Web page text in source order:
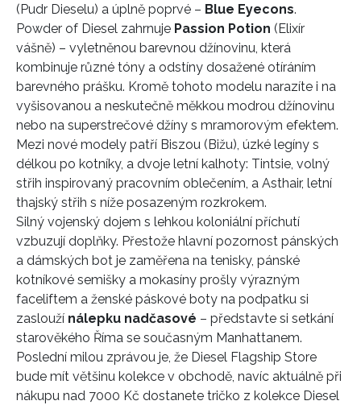
(Pudr Dieselu) a úplně poprvé – Blue Eyecons.
Powder of Diesel zahrnuje Passion Potion (Elixír
vášně) – vyletněnou barevnou džínovinu, která
kombinuje různé tóny a odstíny dosažené otíráním
barevného prášku. Kromě tohoto modelu narazíte i na
vyšisovanou a neskutečně měkkou modrou džínovinu
nebo na superstrečové džíny s mramorovým efektem.
Mezi nové modely patří Biszou (Bižu), úzké legíny s
délkou po kotníky, a dvoje letní kalhoty: Tintsie, volný
střih inspirovaný pracovním oblečením, a Asthair, letní
thajský střih s níže posazeným rozkrokem.
Silný vojenský dojem s lehkou koloniální příchutí
vzbuzují doplňky. Přestože hlavní pozornost pánských
a dámských bot je zaměřena na tenisky, pánské
kotníkové semišky a mokasíny prošly výrazným
faceliftem a ženské páskové boty na podpatku si
zaslouží nálepku nadčasové – představte si setkání
starověkého Říma se současným Manhattanem.
Poslední milou zprávou je, že Diesel Flagship Store
bude mít většinu kolekce v obchodě, navíc aktuálně při
nákupu nad 7000 Kč dostanete tričko z kolekce Diesel